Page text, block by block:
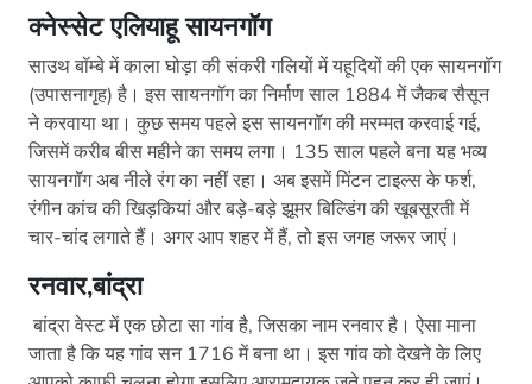
क्नेस्सेट एलियाहू सायनगॉग
साउथ बॉम्बे में काला घोड़ा की संकरी गलियों में यहूदियों की एक सायनगॉग
(उपासनागृह) है। इस सायनगॉग का निर्माण साल 1884 में जैकब सैसून
ने करवाया था। कुछ समय पहले इस सायनगॉग की मरम्मत करवाई गई,
जिसमें करीब बीस महीने का समय लगा। 135 साल पहले बना यह भव्य
सायनगॉग अब नीले रंग का नहीं रहा। अब इसमें मिंटन टाइल्स के फर्श,
रंगीन कांच की खिड़कियां और बड़े-बड़े झूमर बिल्डिंग की खूबसूरती में
चार-चांद लगाते हैं। अगर आप शहर में हैं, तो इस जगह जरूर जाएं।
रनवार,बांद्रा
बांद्रा वेस्ट में एक छोटा सा गांव है, जिसका नाम रनवार है। ऐसा माना
जाता है कि यह गांव सन 1716 में बना था। इस गांव को देखने के लिए